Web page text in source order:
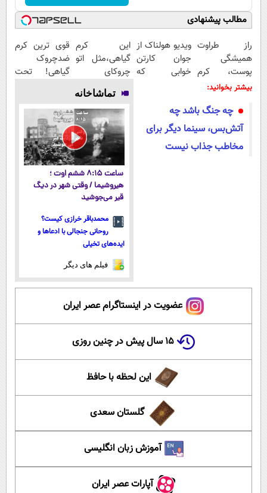
مطالب پیشنهادی
راز طراوت
همیشگی
پوست، کرم
جوانساز جلبک
ویدیو هولناک از
جوان کارتن
خوابی که
این کرم
گیاهی،مثل اتو
چروکای
پوستتوصاف
میکنه!50%تخفیف
قوی ترین کرم
ضدچروک
گیاهی! تحت
زمستانی)
بیشتر بخوانید:
چه جنگ باشد چه
آتش‌بس، سینما دیگر برای
مخاطب جذاب نیست
تماشاخانه
ساعت ۸:۱۵ ششم اوت ؛
هیروشیما / وقتی شهر در دیگ
قیر می‌جوشید
محمدباقر خرازی کیست؟
روحانی جنجالی با ادعاها و
ایده‌های تخیلی
فیلم های دیگر
عضویت در اینستاگرام عصر ایران
۱۵ سال پیش در چنین روزی
این لحظه با حافظ
گلستان سعدی
آموزش زبان انگلیسی
آپارات عصر ایران